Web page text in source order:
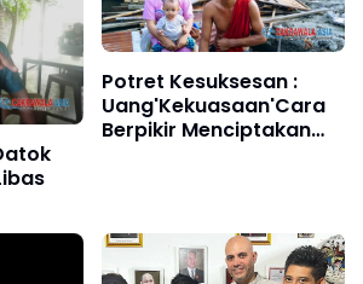
Potret Kesuksesan :
Uang'Kekuasaan'Cara
Berpikir Menciptakan